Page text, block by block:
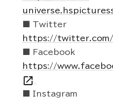
■ Twitter
https://twitter.com/
■ Facebook
https://
open_in_new
■ Instagram